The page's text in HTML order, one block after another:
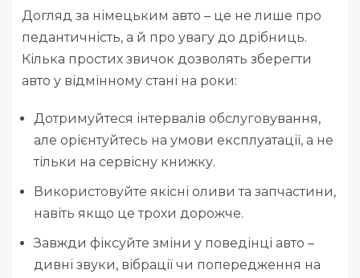
Догляд за німецьким авто – це не лише про
педантичність, а й про увагу до дрібниць.
Кілька простих звичок дозволять зберегти
авто у відмінному стані на роки:
Дотримуйтеся інтервалів обслуговування,
але орієнтуйтесь на умови експлуатації, а не
тільки на сервісну книжку.
Використовуйте якісні оливи та запчастини,
навіть якщо це трохи дорожче.
Завжди фіксуйте зміни у поведінці авто –
дивні звуки, вібрації чи попередження на